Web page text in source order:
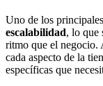
Uno de los
escalabilidad, lo que
ritmo que el negocio.
cada aspecto de la
específicas que